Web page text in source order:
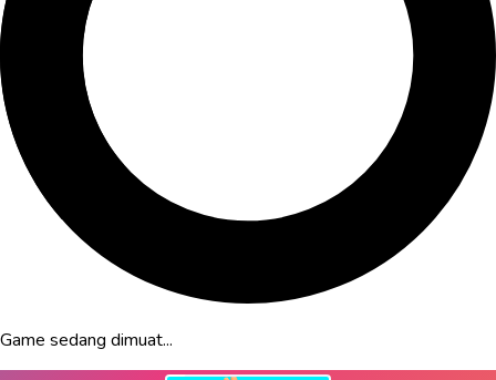
Game sedang dimuat...